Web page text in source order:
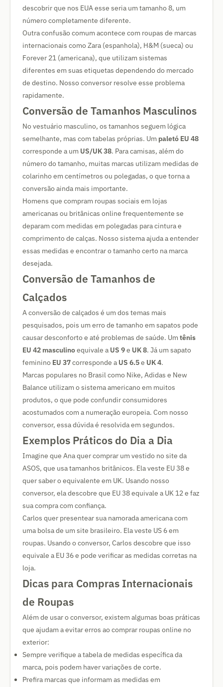
descobrir que nos EUA esse seria um tamanho 8, um
número completamente diferente.
Outra confusão comum acontece com roupas de marcas
internacionais como Zara (espanhola), H&M (sueca) ou
Forever 21 (americana), que utilizam sistemas
diferentes em suas etiquetas dependendo do mercado
de destino. Nosso conversor resolve esse problema
rapidamente.
Conversão de Tamanhos Masculinos
No vestuário masculino, os tamanhos seguem lógica
semelhante, mas com tabelas próprias. Um paletó EU 48
corresponde a um US/UK 38. Para camisas, além do
número do tamanho, muitas marcas utilizam medidas de
colarinho em centímetros ou polegadas, o que torna a
conversão ainda mais importante.
Homens que compram roupas sociais em lojas
americanas ou britânicas online frequentemente se
deparam com medidas em polegadas para cintura e
comprimento de calças. Nosso sistema ajuda a entender
essas medidas e encontrar o tamanho certo na marca
desejada.
Conversão de Tamanhos de
Calçados
A conversão de calçados é um dos temas mais
pesquisados, pois um erro de tamanho em sapatos pode
causar desconforto e até problemas de saúde. Um tênis
EU 42 masculinoequivale a US 9e UK 8. Já um sapato
feminino EU 37corresponde a US 6.5e UK 4.
Marcas populares no Brasil como Nike, Adidas e New
Balance utilizam o sistema americano em muitos
produtos, o que pode confundir consumidores
acostumados com a numeração europeia. Com nosso
conversor, essa dúvida é resolvida em segundos.
Exemplos Práticos do Dia a Dia
Imagine que Ana quer comprar um vestido no site da
ASOS, que usa tamanhos britânicos. Ela veste EU 38 e
quer saber o equivalente em UK. Usando nosso
conversor, ela descobre que EU 38 equivale a UK 12 e faz
sua compra com confiança.
Carlos quer presentear sua namorada americana com
uma bolsa de um site brasileiro. Ela veste US 6 em
roupas. Usando o conversor, Carlos descobre que isso
equivale a EU 36 e pode verificar as medidas corretas na
loja.
Dicas para Compras Internacionais
de Roupas
Além de usar o conversor, existem algumas boas práticas
que ajudam a evitar erros ao comprar roupas online no
exterior:
Sempre verifique a tabela de medidas específica da
marca, pois podem haver variações de corte.
Prefira marcas que informam as medidas em